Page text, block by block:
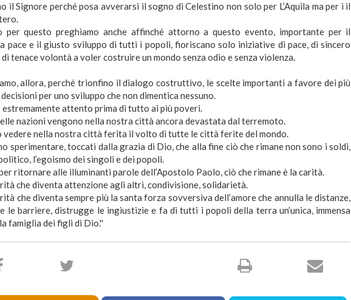
il Signore perché posa avverarsi il sogno di Celestino non solo per L’Aquila ma per i il
per questo preghiamo anche affinché attorno a questo evento, importante per il
pace e il giusto sviluppo di tutti i popoli, fioriscano solo iniziative di pace, di sincero
tenace volontà a voler costruire un mondo senza odio e senza violenza.
allora, perché trionfino il dialogo costruttivo, le scelte importanti a favore dei più
per uno sviluppo che non dimentica nessuno.
estremamente attento prima di tutto ai più poveri.
nazioni vengono nella nostra città ancora devastata dal terremoto.
vedere nella nostra città ferita il volto di tutte le città ferite del mondo.
sperimentare, toccati dalla grazia di Dio, che alla fine ciò che rimane non sono i soldi,
l’egoismo dei singoli e dei popoli.
ritornare alle illuminanti parole dell’Apostolo Paolo, ciò che rimane è la carità.
che diventa attenzione agli altri, condivisione, solidarietà.
che diventa sempre più la santa forza sovversiva dell’amore che annulla le distanze,
le barriere, distrugge le ingiustizie e fa di tutti i popoli della terra un’unica, immensa
famiglia dei figli di Dio.''